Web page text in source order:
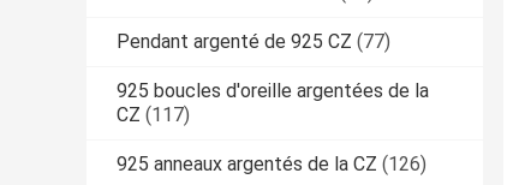
Pendant argenté de 925 CZ (77)
925 boucles d'oreille argentées de la
CZ (117)
925 anneaux argentés de la CZ (126)